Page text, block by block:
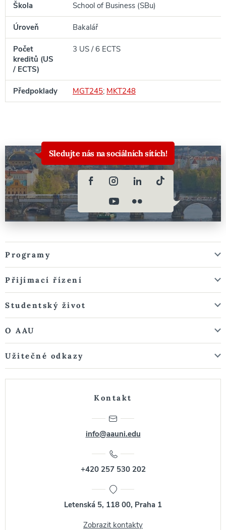
Škola School of Business (SBu)
Úroveň Bakalář
Počet
kreditů (US
/ ECTS)
3 US / 6 ECTS
Předpoklady MGT245; MKT248
Sledujte nás na sociálních sítích!
Programy
Přijímací řízení
Studentský život
O AAU
Užitečné odkazy
Kontakt
info@aauni.edu
+420 257 530 202
Letenská 5, 118 00, Praha 1
Zobrazit kontakty